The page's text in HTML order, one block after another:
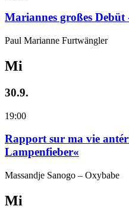
Mariannes großes
Paul Marianne Furtwängler
Mi
30.9.
19:00
Rapport sur ma vie
Lampenfieber«
Massandje Sanogo – Oxybabe
Mi